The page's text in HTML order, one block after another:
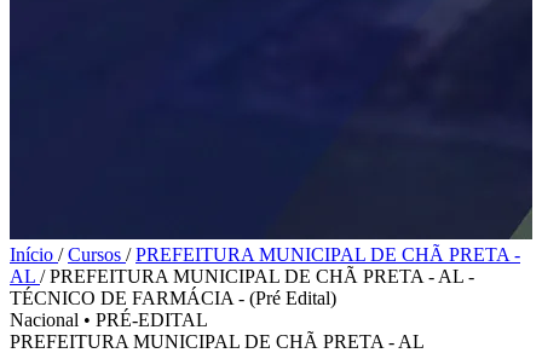
Início / Cursos / PREFEITURA MUNICIPAL DE CHÃ PRETA -
AL / PREFEITURA MUNICIPAL DE CHÃ PRETA - AL -
TÉCNICO DE FARMÁCIA - (Pré Edital)
Nacional • PRÉ-EDITAL
PREFEITURA MUNICIPAL DE CHÃ PRETA - AL